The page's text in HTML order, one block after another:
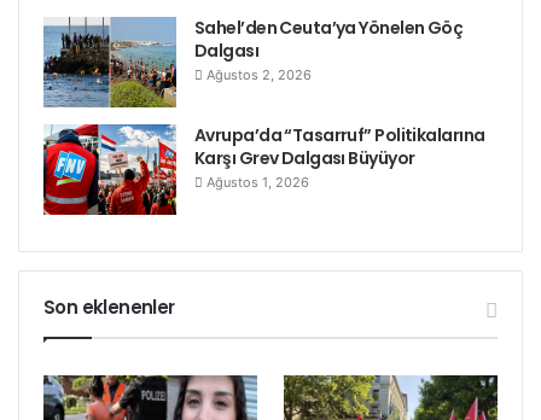
Sahel’den Ceuta’ya Yönelen Göç
Dalgası
Ağustos 2, 2026
Avrupa’da “Tasarruf” Politikalarına
Karşı Grev Dalgası Büyüyor
Ağustos 1, 2026
Son eklenenler